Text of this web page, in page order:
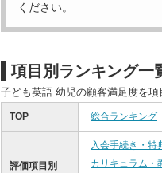
ください。
項目別ランキング一
子ども英語 幼児の顧客満足度を項
TOP 総合ランキング
評価項目別
入会手続き・特
カリキュラム・